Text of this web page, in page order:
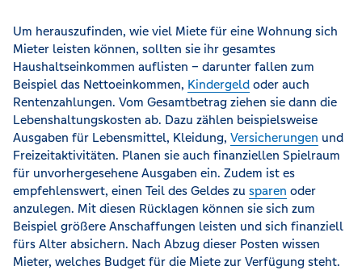
Um herauszufinden, wie viel Miete für eine Wohnung sich
Mieter leisten können, sollten sie ihr gesamtes
Haushaltseinkommen auflisten – darunter fallen zum
Beispiel das Nettoeinkommen, Kindergeld oder auch
Rentenzahlungen. Vom Gesamtbetrag ziehen sie dann die
Lebenshaltungskosten ab. Dazu zählen beispielsweise
Ausgaben für Lebensmittel, Kleidung, Versicherungen und
Freizeitaktivitäten. Planen sie auch finanziellen Spielraum
für unvorhergesehene Ausgaben ein. Zudem ist es
empfehlenswert, einen Teil des Geldes zu sparen oder
anzulegen. Mit diesen Rücklagen können sie sich zum
Beispiel größere Anschaffungen leisten und sich finanziell
fürs Alter absichern. Nach Abzug dieser Posten wissen
Mieter, welches Budget für die Miete zur Verfügung steht.